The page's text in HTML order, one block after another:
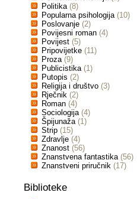
Politika (8)
Popularna psihologija (10)
Poslovanje (2)
Povijesni roman (4)
Povijest (5)
Pripovijetke (11)
Proza (9)
Publicistika (1)
Putopis (2)
Religija i društvo (3)
Rječnik (2)
Roman (4)
Sociologija (4)
Špijunaža (1)
Strip (15)
Zdravlje (4)
Znanost (56)
Znanstvena fantastika (56)
Znanstveni priručnik (17)
Biblioteke